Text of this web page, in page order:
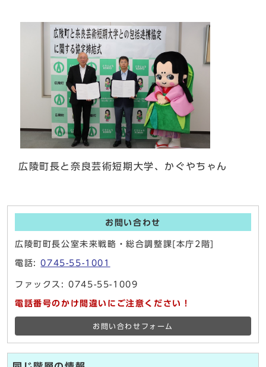
広陵町長と奈良芸術短期大学、かぐやちゃん
お問い合わせ
広陵町町長公室未来戦略・総合調整課[本庁2階]
電話:0745-55-1001
ファックス: 0745-55-1009
電話番号のかけ間違いにご注意ください！
お問い合わせフォーム